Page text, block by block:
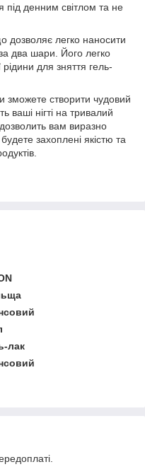
під денним світлом та не
дозволяє легко наносити
два шари. Його легко
для зняття гель-
зможете створити чудовий
ваші нігті на тривалий
вам виразно
захоплені якістю та
лак